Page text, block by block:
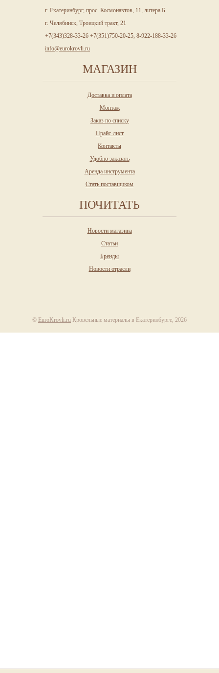
г. Екатеринбург, прос. Космонавтов, 11, литера Б
г. Челябинск, Троицкий тракт, 21
+7(343)328-33-26 +7(351)750-20-25, 8-922-188-33-26
info@eurokrovli.ru
МАГАЗИН
Доставка и оплата
Монтаж
Заказ по списку
Прайс-лист
Контакты
Удобно заказать
Аренда инструмента
Стать поставщиком
ПОЧИТАТЬ
Новости магазина
Статьи
Бренды
Новости отрасли
© EuroKrovli.ru Кровельные материалы в Екатеринбурге, 2026